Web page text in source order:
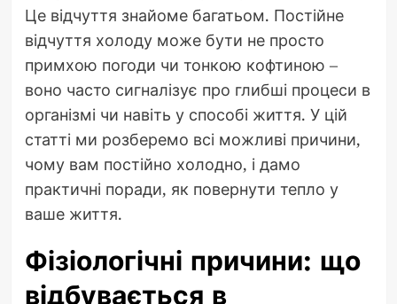
Це відчуття знайоме багатьом. Постійне
відчуття холоду може бути не просто
примхою погоди чи тонкою кофтиною –
воно часто сигналізує про глибші процеси в
організмі чи навіть у способі життя. У цій
статті ми розберемо всі можливі причини,
чому вам постійно холодно, і дамо
практичні поради, як повернути тепло у
ваше життя.
Фізіологічні причини: що
відбувається в